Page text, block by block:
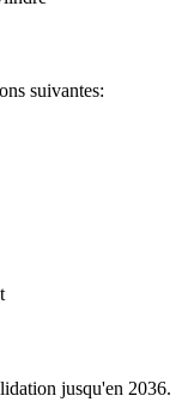
suivantes:
jusqu'en 2036.